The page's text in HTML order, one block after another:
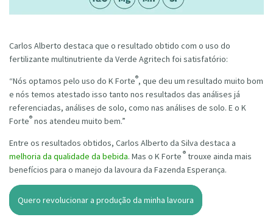
Carlos Alberto destaca que o resultado obtido com o uso do
fertilizante multinutriente da Verde Agritech foi satisfatório:
“Nós optamos pelo uso do K Forte®, que deu um resultado muito bom
e nós temos atestado isso tanto nos resultados das análises já
referenciadas, análises de solo, como nas análises de solo. E o K
Forte® nos atendeu muito bem.”
Entre os resultados obtidos, Carlos Alberto da Silva destaca a
melhoria da qualidade da bebida. Mas o K Forte ® trouxe ainda mais
benefícios para o manejo da lavoura da Fazenda Esperança.
Quero revolucionar a produção da minha lavoura